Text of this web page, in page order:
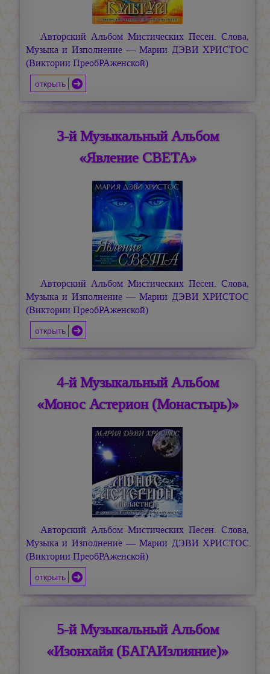
Авторский Альбом Мистических Песен. Слова,
Музыка и Изполнение —Марии ДЭВИ ХРИСТОС
(Виктории ПреобРАженской)
открыть
3-й Музыкальный Альбом
«Явление СВЕТА»
Авторский Альбом Мистических Песен. Слова,
Музыка и Изполнение —Марии ДЭВИ ХРИСТОС
(Виктории ПреобРАженской)
открыть
4-й Музыкальный Альбом
«Монос Астерион (Монастырь)»
Авторский Альбом Мистических Песен. Слова,
Музыка и Изполнение —Марии ДЭВИ ХРИСТОС
(Виктории ПреобРАженской)
открыть
5-й Музыкальный Альбом
«Изонхайя (БАГАИзлияние)»